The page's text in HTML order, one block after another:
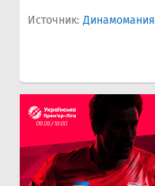
Источник: Динамомания